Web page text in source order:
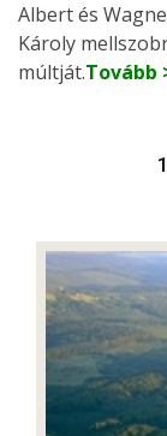
Albert és
Károly
múltját.Tovább